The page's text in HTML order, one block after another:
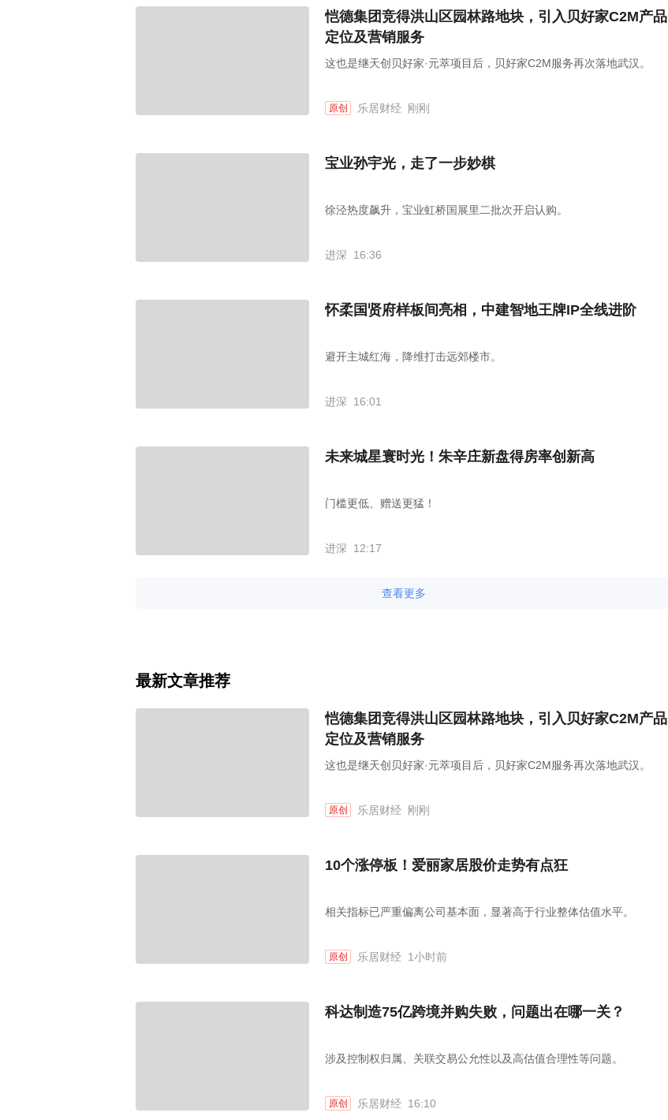
恺德集团竞得洪山区园林路地块，引入贝好家C2M产品
定位及营销服务
这也是继天创贝好家·元萃项目后，贝好家C2M服务再次落地武汉。
原创 乐居财经 刚刚
宝业孙宇光，走了一步妙棋
徐泾热度飙升，宝业虹桥国展里二批次开启认购。
进深 16:36
怀柔国贤府样板间亮相，中建智地王牌IP全线进阶
避开主城红海，降维打击远郊楼市。
进深 16:01
未来城星寰时光！朱辛庄新盘得房率创新高
门槛更低、赠送更猛！
进深 12:17
查看更多
最新文章推荐
恺德集团竞得洪山区园林路地块，引入贝好家C2M产品
定位及营销服务
这也是继天创贝好家·元萃项目后，贝好家C2M服务再次落地武汉。
原创 乐居财经 刚刚
10个涨停板！爱丽家居股价走势有点狂
相关指标已严重偏离公司基本面，显著高于行业整体估值水平。
原创 乐居财经 1小时前
科达制造75亿跨境并购失败，问题出在哪一关？
涉及控制权归属、关联交易公允性以及高估值合理性等问题。
原创 乐居财经 16:10